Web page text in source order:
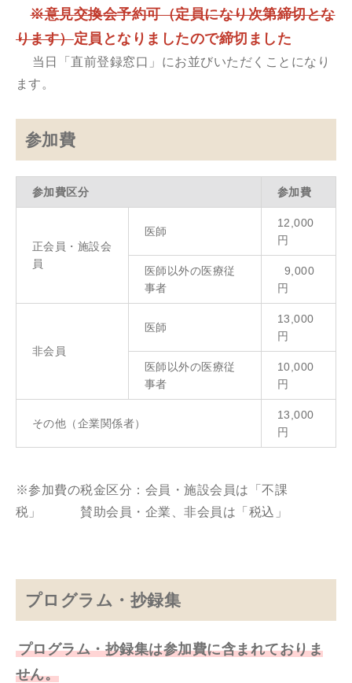
※意見交換会予約可（定員になり次第締切とな
ります）定員となりましたので締切ました
当日「直前登録窓口」にお並びいただくことになり
ます。
参加費
参加費区分 参加費
正会員・施設会
員
医師
12,000
円
医師以外の医療従
事者
9,000
円
非会員
医師
13,000
円
医師以外の医療従
事者
10,000
円
その他（企業関係者）
13,000
円
※参加費の税金区分：会員・施設会員は「不課
税」 賛助会員・企業、非会員は「税込」
プログラム・抄録集
プログラム・抄録集は参加費に含まれておりま
せん。